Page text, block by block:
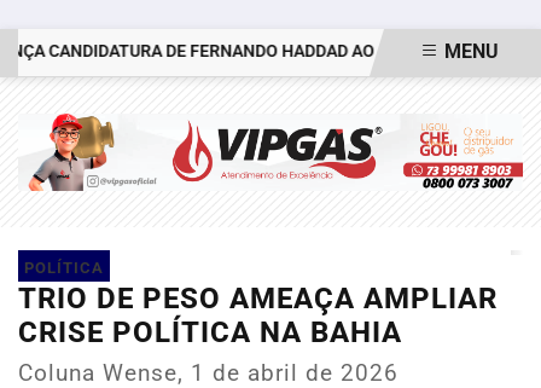
DE FERNANDO HADDAD AO GOVERNO DE SÃO PAULO
MENU
POLÍTICA
TRIO DE PESO AMEAÇA AMPLIAR
CRISE POLÍTICA NA BAHIA
Coluna Wense, 1 de abril de 2026